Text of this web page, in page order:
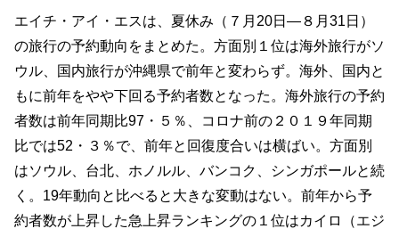
エイチ・アイ・エスは、夏休み（７月20日―８月31日）
の旅行の予約動向をまとめた。方面別１位は海外旅行がソ
ウル、国内旅行が沖縄県で前年と変わらず。海外、国内と
もに前年をやや下回る予約者数となった。海外旅行の予約
者数は前年同期比97・５％、コロナ前の２０１９年同期
比では52・３％で、前年と回復度合いは横ばい。方面別
はソウル、台北、ホノルル、バンコク、シンガポールと続
く。19年動向と比べると大きな変動はない。前年から予
約者数が上昇した急上昇ランキングの１位はカイロ（エジ